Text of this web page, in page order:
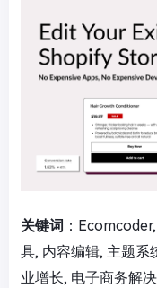
关键词 ：
具, 内容编辑, 主题系
业增长, 电子商务解